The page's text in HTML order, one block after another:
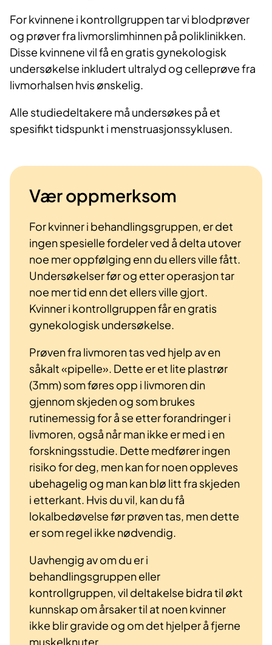
For kvinnene i kontrollgruppen tar vi blodprøver
og prøver fra livmorslimhinnen på poliklinikken.
Disse kvinnene vil få en gratis gynekologisk
undersøkelse inkludert ultralyd og celleprøve fra
livmorhalsen hvis ønskelig.
Alle studiedeltakere må undersøkes på et
spesifikt tidspunkt i menstruasjonssyklusen.
Vær oppmerksom
For kvinner i behandlingsgruppen, er det
ingen spesielle fordeler ved å delta utover
noe mer oppfølging enn du ellers ville fått.
Undersøkelser før og etter operasjon tar
noe mer tid enn det ellers ville gjort.
Kvinner i kontrollgruppen får en gratis
gynekologisk undersøkelse.
Prøven fra livmoren tas ved hjelp av en
såkalt «pipelle». Dette er et lite plastrør
(3mm) som føres opp i livmoren din
gjennom skjeden og som brukes
rutinemessig for å se etter forandringer i
livmoren, også når man ikke er med i en
forskningsstudie. Dette medfører ingen
risiko for deg, men kan for noen oppleves
ubehagelig og man kan blø litt fra skjeden
i etterkant. Hvis du vil, kan du få
lokalbedøvelse før prøven tas, men dette
er som regel ikke nødvendig.
Uavhengig av om du er i
behandlingsgruppen eller
kontrollgruppen, vil deltakelse bidra til økt
kunnskap om årsaker til at noen kvinner
ikke blir gravide og om det hjelper å fjerne
muskelknuter.